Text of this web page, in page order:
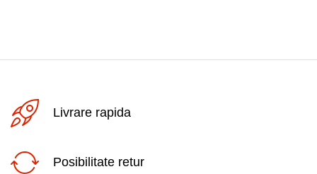
Livrare rapida
Posibilitate retur